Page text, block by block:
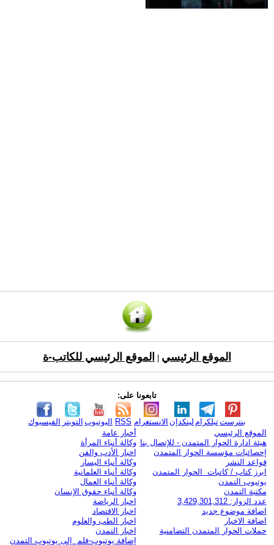
الموقع الرئيسي الموقع الرئيسي للكاتب-ة
تابعونا على:
الفيسبوك التويتر اليوتيوب RSS الانستغرام لينكدإن تيلكرامبنترست
الموقع الرئيسي
هيئة ادارة الحوار المتمدن - للإتصال بنا
إحصائيات مؤسسة الحوار المتمدن
قواعد النشر
ابرز كتاب / كاتبات الحوار المتمدن
يوتيوب التمدن
مكتبة التمدن
عدد الزوار: 3,429,301,312
اضافة موضوع جديد
اضافة الاخبار
حملات الحوار المتمدن التضامنية
أخبار عامة
وكالة أنباء المرأة
اخبار الأدب والفن
وكالة أنباء اليسار
وكالة أنباء العلمانية
وكالة أنباء العمال
وكالة أنباء حقوق الإنسان
اخبار الرياضة
اخبار الاقتصاد
اخبار الطب والعلوم
اخبار التمدن
إضافة يوتيوب-فلم إلى يوتيوب التمدن